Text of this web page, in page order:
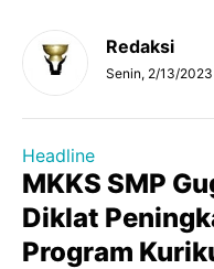
Redaksi
Senin, 2/13/
Headline
MKKS SMP
Diklat
Program